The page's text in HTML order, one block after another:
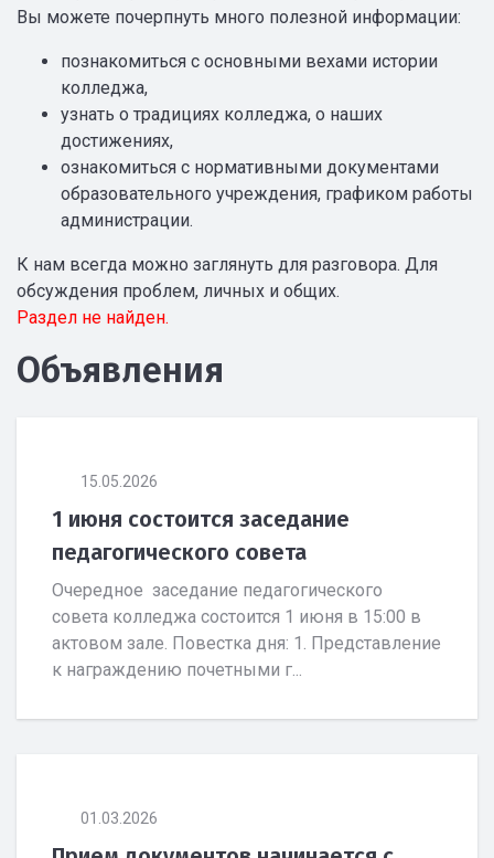
Вы можете почерпнуть много полезной информации:
познакомиться с основными вехами истории
колледжа,
узнать о традициях колледжа, о наших
достижениях,
ознакомиться с нормативными документами
образовательного учреждения, графиком работы
администрации.
К нам всегда можно заглянуть для разговора. Для
обсуждения проблем, личных и общих.
Раздел не найден.
Объявления
15.05.2026
1 июня состоится заседание
педагогического совета
Очередное заседание педагогического
совета колледжа состоится 1 июня в 15:00 в
актовом зале. Повестка дня: 1. Представление
к награждению почетными г...
01.03.2026